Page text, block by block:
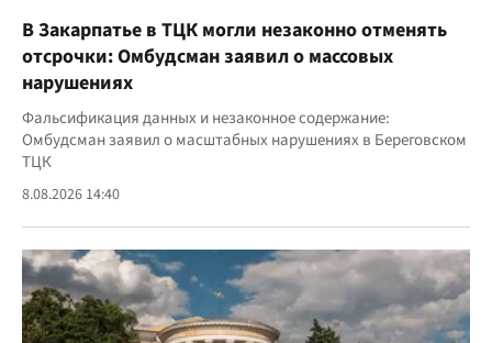
В Закарпатье в ТЦК могли незаконно отменять
отсрочки: Омбудсман заявил о массовых
нарушениях
Фальсификация данных и незаконное содержание:
Омбудсман заявил о масштабных нарушениях в Береговском
ТЦК
8.08.2026 14:40